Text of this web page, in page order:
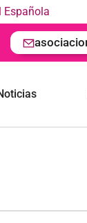
Española